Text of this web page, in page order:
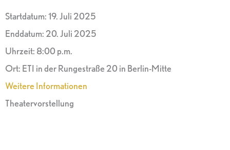
Startdatum:19. Juli 2025
Enddatum: 20. Juli 2025
Uhrzeit: 8:00 p.m.
Ort: ETI in der Rungestraße 20 in Berlin-Mitte
Weitere Informationen
Theatervorstellung